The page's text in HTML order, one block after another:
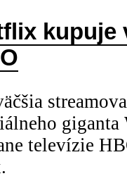
kupuje
televízie